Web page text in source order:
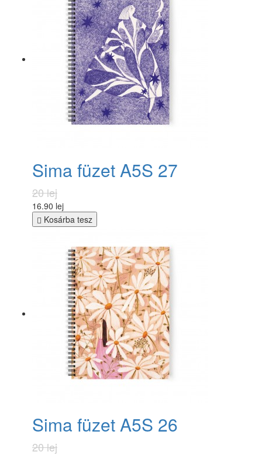
Sima füzet A5S 27
20 lej
16.90 lej
Kosárba tesz
Sima füzet A5S 26
20 lej